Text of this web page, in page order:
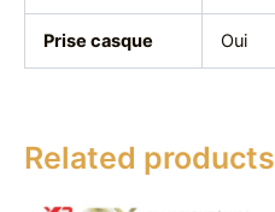
Prise casque Oui
Related products